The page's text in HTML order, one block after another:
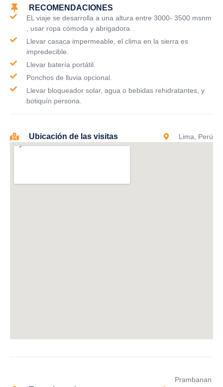
RECOMENDACIONES
EL viaje se desarrolla a una altura entre 3000- 3500 msnm
, usar ropa cómoda y abrigadora .
Llevar casaca impermeable, el clima en la sierra es
impredecible.
Llevar batería portátil.
Ponchos de lluvia opcional.
Llevar bloqueador solar, agua o bebidas rehidratantes, y
botiquín persona.
Ubicación de las visitas Lima, Perú
Prambanan